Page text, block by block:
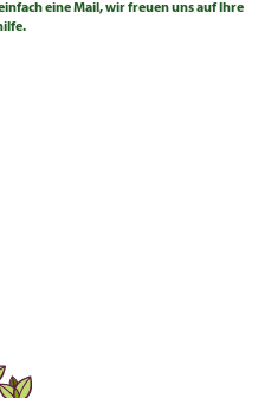
eine Mail, wir freuen uns auf Ihre